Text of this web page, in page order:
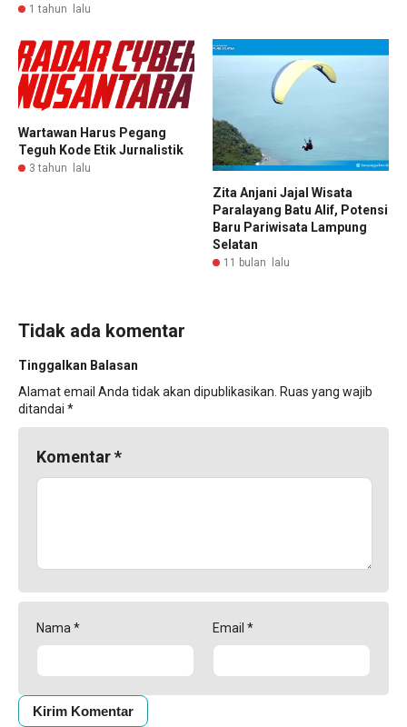
1 tahun lalu
Wartawan Harus Pegang
Teguh Kode Etik Jurnalistik
3 tahun lalu
Zita Anjani Jajal Wisata
Paralayang Batu Alif, Potensi
Baru Pariwisata Lampung
Selatan
11 bulan lalu
Tidak ada komentar
Tinggalkan Balasan
Alamat email Anda tidak akan dipublikasikan. Ruas yang wajib
ditandai *
Komentar*
Nama* Email *